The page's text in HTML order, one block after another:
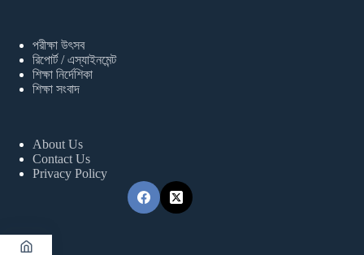
পরীক্ষা উৎসব
রিপোর্ট / এস্যাইনমেন্ট
শিক্ষা নির্দেশিকা
শিক্ষা সংবাদ
About Us
Contact Us
Privacy Policy